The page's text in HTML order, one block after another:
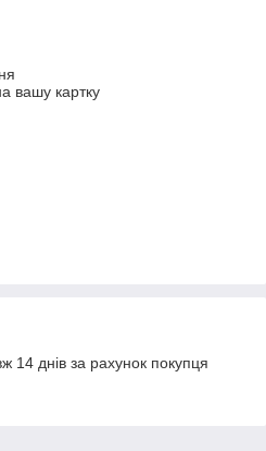
вашу картку
14 днів за рахунок покупця